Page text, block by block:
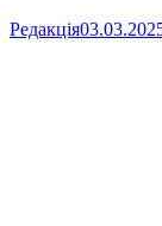
Редакція